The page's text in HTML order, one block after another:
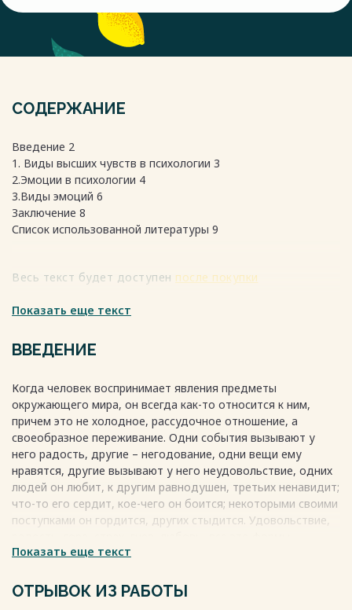
СОДЕРЖАНИЕ
Введение 2
1. Виды высших чувств в психологии 3
2.Эмоции в психологии 4
3.Виды эмоций 6
Заключение 8
Список использованной литературы 9
Весь текст будет доступен после покупки
Показать еще текст
ВВЕДЕНИЕ
Когда человек воспринимает явления предметы
окружающего мира, он всегда как-то относится к ним,
причем это не холодное, рассудочное отношение, а
своеобразное переживание. Одни события вызывают у
него радость, другие – негодование, одни вещи ему
нравятся, другие вызывают у него неудовольствие, одних
людей он любит, к другим равнодушен, третьих ненавидит;
что-то его сердит, кое-чего он боится; некоторыми своими
поступками он гордится, других стыдится. Удовольствие,
переживания человеком своего отношения к различным
Весь текст будет доступенпосле покупки
Показать еще текст
ОТРЫВОК ИЗ РАБОТЫ